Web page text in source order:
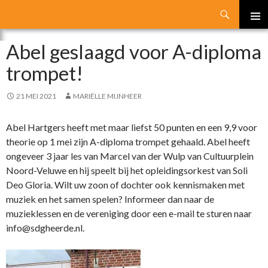
CONTENT
Abel geslaagd voor A-diploma
trompet!
21 MEI 2021 MARIËLLE MIJNHEER
Abel Hartgers heeft met maar liefst 50 punten en een 9,9 voor
theorie op 1 mei zijn A-diploma trompet gehaald. Abel heeft
ongeveer 3 jaar les van Marcel van der Wulp van Cultuurplein
Noord-Veluwe en hij speelt bij het opleidingsorkest van Soli
Deo Gloria. Wilt uw zoon of dochter ook kennismaken met
muziek en het samen spelen? Informeer dan naar de
muzieklessen en de vereniging door een e-mail te sturen naar
info@sdgheerde.nl.